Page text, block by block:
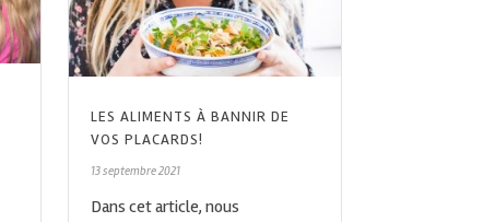
LES ALIMENTS À BANNIR DE
VOS PLACARDS!
13 septembre 2021
Dans cet article, nous